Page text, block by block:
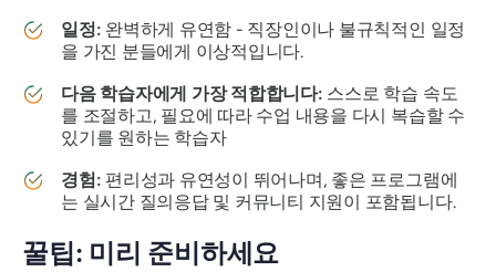
일정: 완벽하게 유연함 - 직장인이나 불규칙적인 일정
을 가진 분들에게 이상적입니다.
다음 학습자에게 가장 적합합니다: 스스로 학습 속도
를 조절하고, 필요에 따라 수업 내용을 다시 복습할 수
있기를 원하는 학습자
경험: 편리성과 유연성이 뛰어나며, 좋은 프로그램에
는 실시간 질의응답 및 커뮤니티 지원이 포함됩니다.
꿀팁: 미리 준비하세요